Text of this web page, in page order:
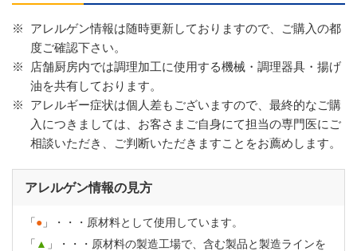
※
アレルゲン情報は随時更新しておりますので、ご購入の都
度ご確認下さい。
※
店舗厨房内では調理加工に使用する機械・調理器具・揚げ
油を共有しております。
※
アレルギー症状は個人差もございますので、最終的なご購
入につきましては、お客さまご自身にて担当の専門医にご
相談いただき、ご判断いただきますことをお薦めします。
アレルゲン情報の見方
「● 」・・・原材料として使用しています。
「 ▲ 」・・・原材料の製造工場で、含む製品と製造ラインを